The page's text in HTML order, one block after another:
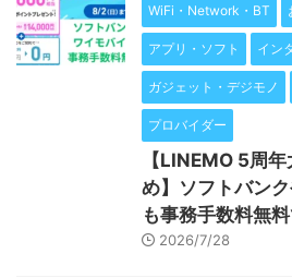
WiFi・Network・BT
アプリ・ソフト イン
ガジェット・デジモノ
プロバイダー
【LINEMO 5周
め】ソフトバン
も事務手数料無
2026/7/28